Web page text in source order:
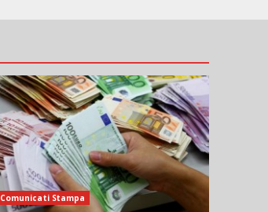
Comunicati Stampa